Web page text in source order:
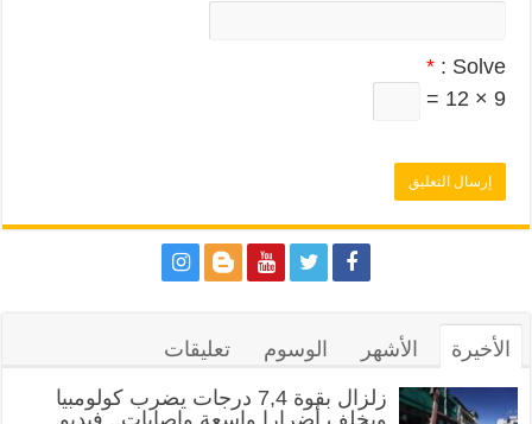
Solve :
*
9 × 12 =
الأخيرة الأشهر الوسوم تعليقات
زلزال بقوة 7,4 درجات يضرب كولومبيا